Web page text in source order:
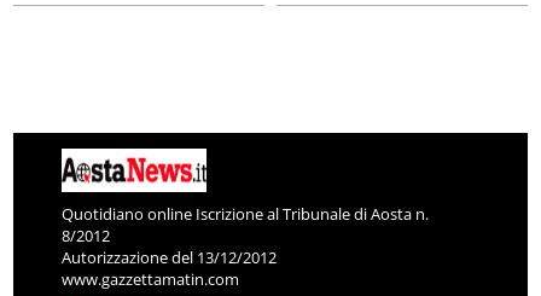
Quotidiano online Iscrizione al Tribunale di Aosta n.
8/2012
Autorizzazione del 13/12/2012
www.gazzettamatin.com